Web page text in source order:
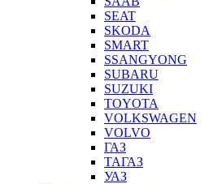
SEAT
SKODA
SMART
SSANGYONG
SUBARU
SUZUKI
TOYOTA
VOLKSWAGEN
VOLVO
ГАЗ
ТАГАЗ
УАЗ